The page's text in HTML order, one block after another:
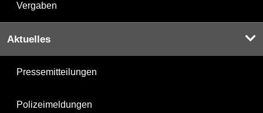
Vergaben
Aktuelles
Pressemitteilungen
Polizeimeldungen